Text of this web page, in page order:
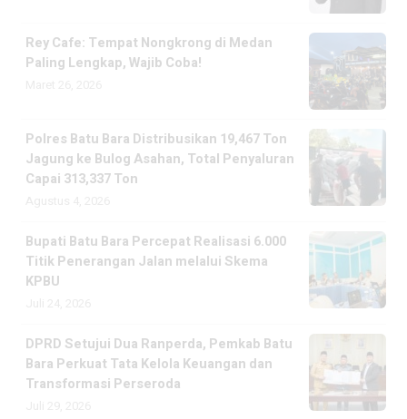
Rey Cafe: Tempat Nongkrong di Medan
Paling Lengkap, Wajib Coba!
Polres Batu Bara Distribusikan 19,467 Ton
Jagung ke Bulog Asahan, Total Penyaluran
Capai 313,337 Ton
Bupati Batu Bara Percepat Realisasi 6.000
Titik Penerangan Jalan melalui Skema
KPBU
DPRD Setujui Dua Ranperda, Pemkab Batu
Bara Perkuat Tata Kelola Keuangan dan
Transformasi Perseroda